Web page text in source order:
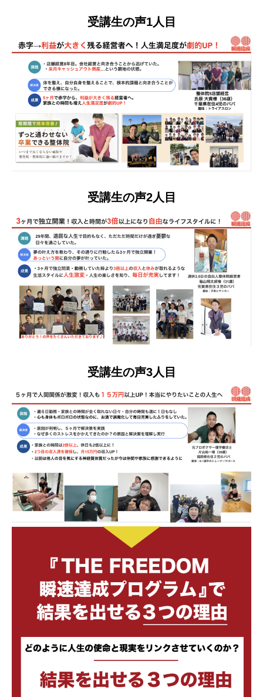
受講生の声1人目
受講生の声2人目
受講生の声3人目